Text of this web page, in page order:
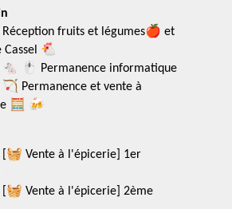
Réception fruits et légumes🍎 et
Cassel 🐔
🐁 🖱️ Permanence informatique
🏹 Permanence et vente à
🧮 🍻
[🧺 Vente à l'épicerie] 1er
[🧺 Vente à l'épicerie] 2ème